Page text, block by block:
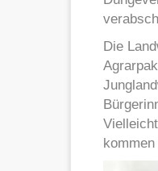
Die